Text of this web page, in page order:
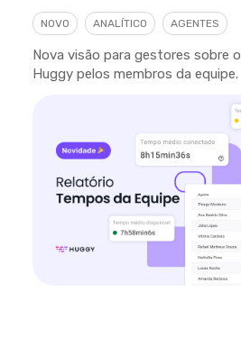
NOVO ANALÍTICO AGENTES
Nova visão para gestores sobre
Huggy pelos membros da equipe.